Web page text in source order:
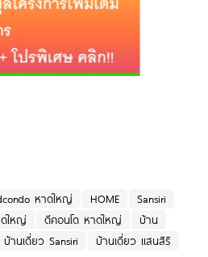
หาดใหญ่ HOME
Sansiri
ใหญ่ ดีคอนโด หาดใหญ่
บ้าน
บ้านเดี่ยว Sansiri
บ้านเดี่ยว แสนสิริ